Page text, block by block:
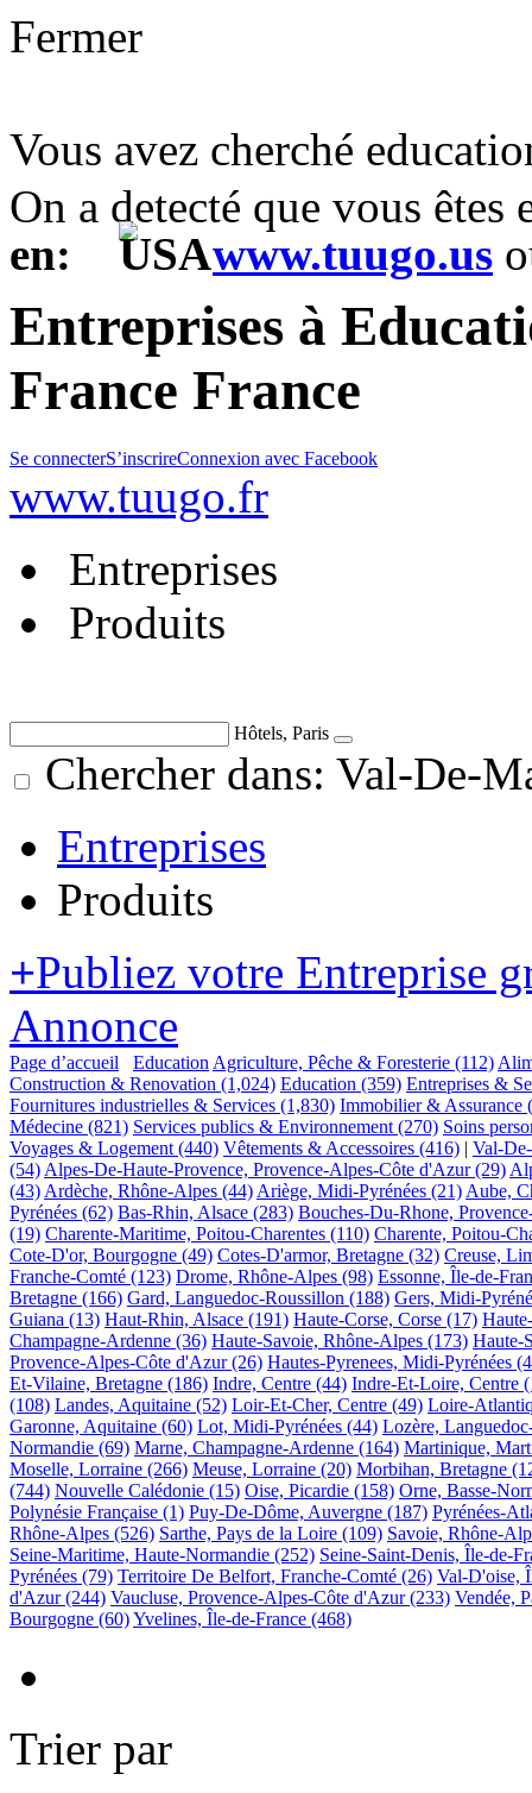
Fermer
Vous avez cherché
On a detecté que vous
en:
www.tuugo.us
Entreprises à
France France
Se connecterS’inscrireConnexion avec Facebook
www.tuugo.fr
Entreprises
Produits
Hôtels, Paris
Chercher dans: Val-De-
Entreprises
Produits
+Publiez votre Entreprise
Annonce
Page d’accueil Education Agriculture, Pêche & Foresterie (112)
Construction & Renovation (1,024) Education (359) Entreprises &
Fournitures industrielles & Services (1,830) Immobilier & Assurance
Médecine (821) Services publics & Environnement (270) Soins
Voyages & Logement (440) Vêtements & Accessoires (416) | Val-
(54) Alpes-De-Haute-Provence, Provence-Alpes-Côte d'Azur (29)
(43) Ardèche, Rhône-Alpes (44) Ariège, Midi-Pyrénées (21) Aube,
Pyrénées (62) Bas-Rhin, Alsace (283) Bouches-Du-Rhone,
(19) Charente-Maritime, Poitou-Charentes (110) Charente, Poitou-
Cote-D'or, Bourgogne (49) Cotes-D'armor, Bretagne (32) Creuse,
Franche-Comté (123) Drome, Rhône-Alpes (98) Essonne, Île-de-
Bretagne (166) Gard, Languedoc-Roussillon (188) Gers, Midi-
Guiana (13) Haut-Rhin, Alsace (191) Haute-Corse, Corse (17)
Champagne-Ardenne (36) Haute-Savoie, Rhône-Alpes (173) Haute-
Provence-Alpes-Côte d'Azur (26) Hautes-Pyrenees, Midi-Pyrénées
Et-Vilaine, Bretagne (186) Indre, Centre (44) Indre-Et-Loire, Centre
(108) Landes, Aquitaine (52) Loir-Et-Cher, Centre (49) Loire-
Garonne, Aquitaine (60) Lot, Midi-Pyrénées (44) Lozère,
Normandie (69) Marne, Champagne-Ardenne (164) Martinique,
Moselle, Lorraine (266) Meuse, Lorraine (20) Morbihan, Bretagne
(744) Nouvelle Calédonie (15) Oise, Picardie (158) Orne, Basse-
Polynésie Française (1) Puy-De-Dôme, Auvergne (187) Pyrénées-
Rhône-Alpes (526) Sarthe, Pays de la Loire (109) Savoie, Rhône-
Seine-Maritime, Haute-Normandie (252) Seine-Saint-Denis, Île-de-
Pyrénées (79) Territoire De Belfort, Franche-Comté (26) Val-D'oise,
d'Azur (244) Vaucluse, Provence-Alpes-Côte d'Azur (233) Vendée,
Bourgogne (60)Yvelines, Île-de-France (468)
Trier par